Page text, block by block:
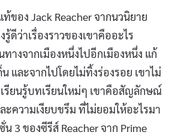
อง Jack Reacher จากนวนิยาย
ดีว่าเรื่องราวของเขาคืออะไร
ทางจากเมืองหนึ่งไปอีกเมืองหนึ่ง แก้
ละจากไปโดยไม่ทิ้งร่องรอย เขาไม่
รียนรู้บทเรียนใหม่ๆ เขาคือสัญลักษณ์
ะความเงียบขรึม ที่ไม่ยอมให้อะไรมา
3 ของซีรีส์ Reacher จาก Prime